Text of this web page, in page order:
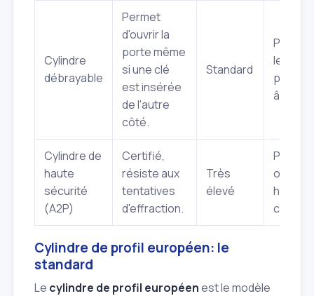
Cylindre
débrayable
Permet
d'ouvrir la
porte même
si une clé
est insérée
de l'autre
côté.
Standard
les
âgées.
Cylindre de
haute
sécurité
(A2P)
Certifié,
résiste aux
tentatives
d'effraction.
Très
élevé
Cylindre de profil européen: le
standard
Le cylindre de profil européenest le modèle